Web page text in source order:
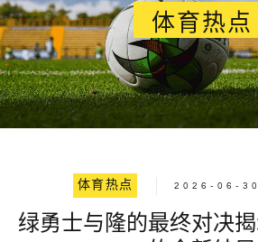
体育热点
体育热点 2026-06-
绿勇士与隆的最终对决